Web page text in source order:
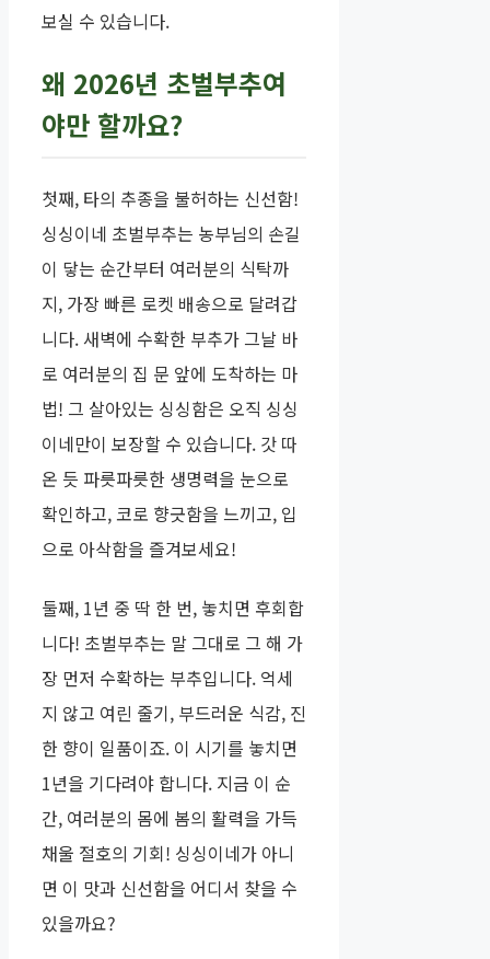
보실 수 있습니다.
왜 2026년 초벌부추여
야만 할까요?
첫째, 타의 추종을 불허하는 신선함!
싱싱이네 초벌부추는 농부님의 손길
이 닿는 순간부터 여러분의 식탁까
지, 가장 빠른 로켓 배송으로 달려갑
니다. 새벽에 수확한 부추가 그날 바
로 여러분의 집 문 앞에 도착하는 마
법! 그 살아있는 싱싱함은 오직 싱싱
이네만이 보장할 수 있습니다. 갓 따
온 듯 파릇파릇한 생명력을 눈으로
확인하고, 코로 향긋함을 느끼고, 입
으로 아삭함을 즐겨보세요!
둘째, 1년 중 딱 한 번, 놓치면 후회합
니다! 초벌부추는 말 그대로 그 해 가
장 먼저 수확하는 부추입니다. 억세
지 않고 여린 줄기, 부드러운 식감, 진
한 향이 일품이죠. 이 시기를 놓치면
1년을 기다려야 합니다. 지금 이 순
간, 여러분의 몸에 봄의 활력을 가득
채울 절호의 기회! 싱싱이네가 아니
면 이 맛과 신선함을 어디서 찾을 수
있을까요?